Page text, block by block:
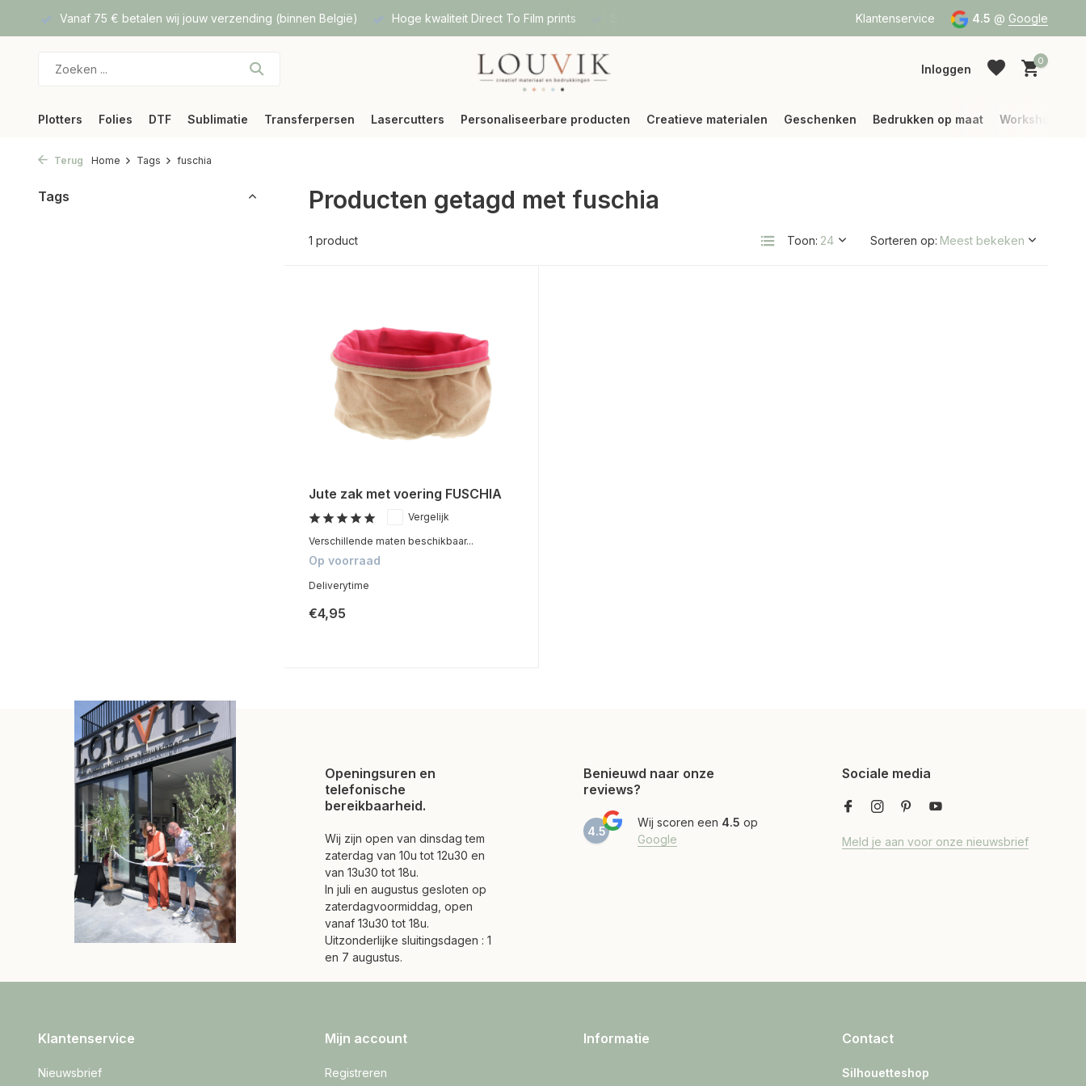
Vanaf 75 € betalen wij jouw verzending (binnen België) Hoge kwaliteit Direct To Film prints Vanaf 75 € betalen wij jouw verzending
Klantenservice 4.5 @ Google
Inloggen
0
Plotters Folies DTF Sublimatie Transferpersen Lasercutters Personaliseerbare producten Creatieve materialen Geschenken Bedrukken op maat Workshops
Terug Home Tags fuschia
Tags Producten getagd met fuschia
1 product Toon: Sorteren op:
Jute zak met voering FUSCHIA
Vergelijk
Verschillende maten beschikbaar...
Op voorraad
Deliverytime
€4,95
Openingsuren en
telefonische
bereikbaarheid.
Wij zijn open van dinsdag tem
zaterdag van 10u tot 12u30 en
van 13u30 tot 18u.
In juli en augustus gesloten op
zaterdagvoormiddag, open
vanaf 13u30 tot 18u.
Uitzonderlijke sluitingsdagen : 1
en 7 augustus.
Benieuwd naar onze
reviews?
4.5
Wij scoren een 4.5 op
Google
Sociale media
Meld je aan voor onze nieuwsbrief
Klantenservice
Nieuwsbrief
Mijn account
Registreren
Informatie Contact
Silhouetteshop